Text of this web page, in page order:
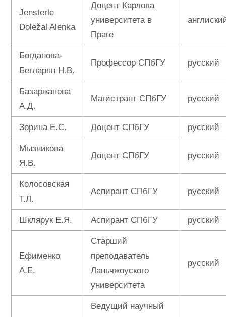
Jensterle
Doležal Alenka
Доцент Карлова
университета в
Праге
Богданова-
Бегларян Н.В.
Профессор СПбГУ русский
Базаржапова
А.Д.
Магистрант СПбГУ русский
Зорина Е.С. Доцент СПбГУ русский
Мызникова
Я.В.
Доцент СПбГУ русский
Колосовская
Т.Л.
Аспирант СПбГУ русский
Шклярук Е.Я. Аспирант СПбГУ русский
Ефименко
А.Е.
Старший
преподаватель
Ланьчжоуского
университета
русский
Ведущий научный